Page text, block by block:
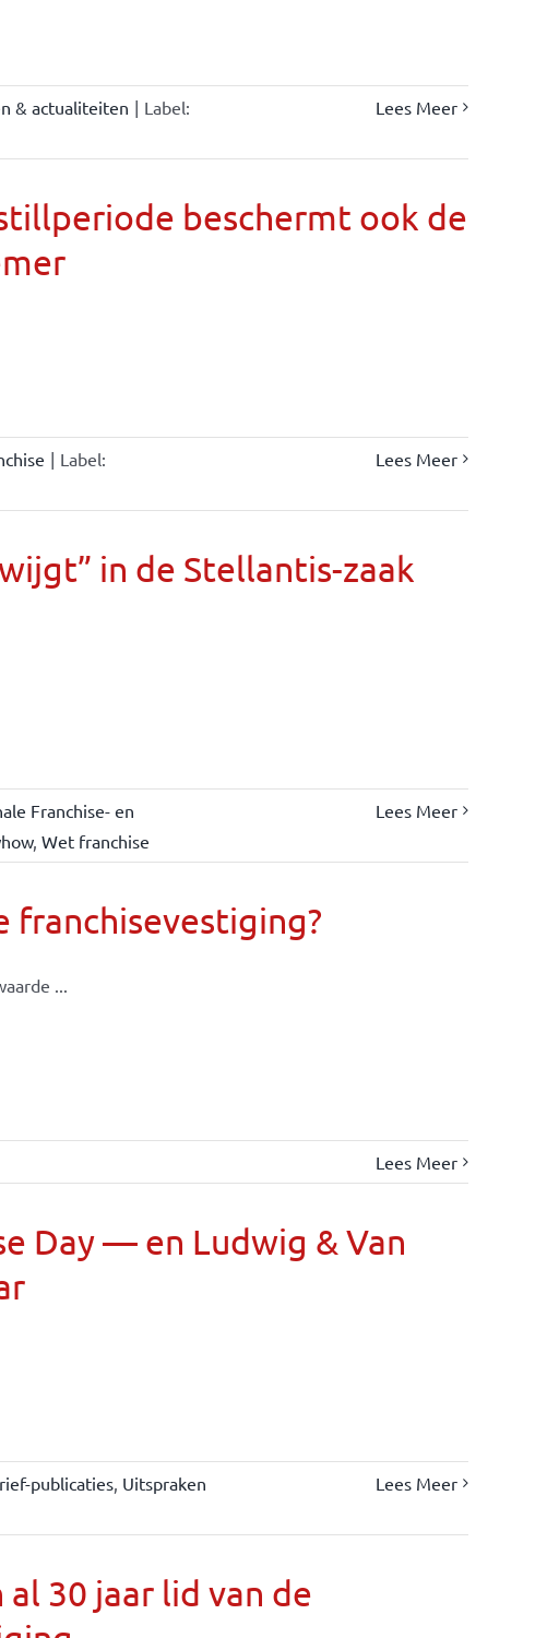
& actualiteiten | Label:
Lees Meer
beschermt ook de
| Label:
Lees Meer
in de Stellantis-zaak
Franchise- en
, Wet franchise
Lees Meer
franchisevestiging?
...
Lees Meer
Day — en Ludwig & Van
publicaties, Uitspraken
Lees Meer
30 jaar lid van de